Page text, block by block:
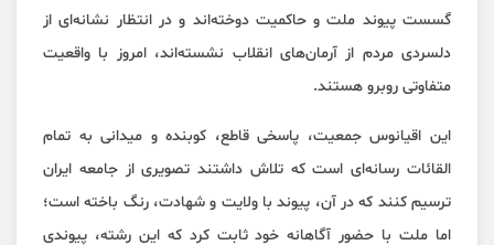
گسست پیوند ملت و حاکمیت دوخته‌اند و در انتظار نشانه‌ای از
دلسردی مردم از آرمان‌های انقلاب نشسته‌اند، امروز با واقعیت
متفاوتی روبرو هستند.
این اقیانوس جمعیت، پاسخی قاطع، کوبنده و میدانی به تمام
القائات رسانه‌ای است که تلاش داشتند تصویری از جامعه ایران
ترسیم کنند که در آن، پیوند با ولایت و شهادت، رنگ باخته است؛
اما ملت با حضور آگاهانه خود ثابت کرد که این رشته، پیوندی